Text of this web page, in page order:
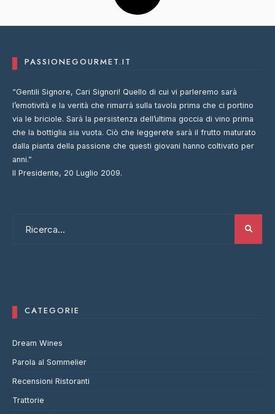
PASSIONEGOURMET.IT
“Gentili Signore, Cari Signori! Quello di cui vi parleremo sarà
l’emotività e la verità che rimarrà sulla tavola prima che ci portino
via le briciole. Sarà la persistenza dell’ultima goccia di vino prima
che la bottiglia sia vuota. Ciò che leggerete sarà il frutto maturato
dalla pianta della passione che questi giovani hanno coltivato per
anni.”
Il Presidente, 20 Luglio 2009.
CATEGORIE
Dream Wines
Parola al Sommelier
Recensioni Ristoranti
Trattorie